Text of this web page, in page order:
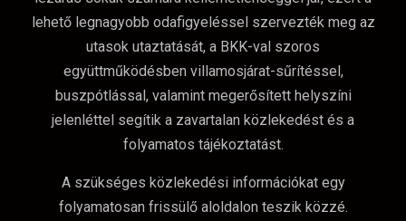
lehető legnagyobb odafigyeléssel szervezték meg az
utasok utaztatását, a BKK-val szoros
együttműködésben villamosjárat-sűrítéssel,
buszpótlással, valamint megerősített helyszíni
jelenléttel segítik a zavartalan közlekedést és a
folyamatos tájékoztatást.
A szükséges közlekedési információkat egy
folyamatosan frissülő aloldalon teszik közzé.